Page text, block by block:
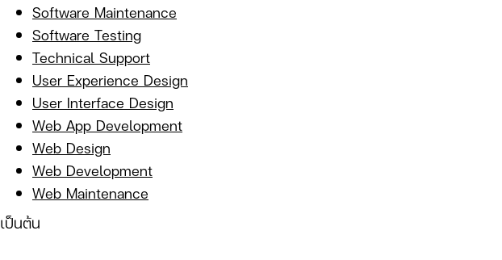
Software Maintenance
Software Testing
Technical Support
User Experience Design
User Interface Design
Web App Development
Web Design
Web Development
Web Maintenance
เป็นต้น